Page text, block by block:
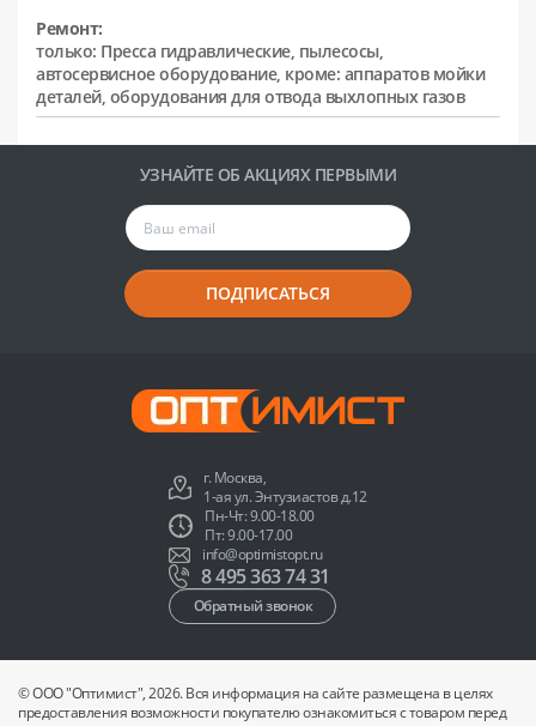
Ремонт:
только: Пресса гидравлические, пылесосы,
автосервисное оборудование, кроме: аппаратов мойки
деталей, оборудования для отвода выхлопных газов
УЗНАЙТЕ ОБ АКЦИЯХ ПЕРВЫМИ
ПОДПИСАТЬСЯ
г. Москва,
1-ая ул. Энтузиастов д.12
Пн-Чт: 9.00-18.00
Пт: 9.00-17.00
info@optimistopt.ru
8 495 363 74 31
Обратный звонок
© ООО "Оптимист", 2026. Вся информация на сайте размещена в целях
предоставления возможности покупателю ознакомиться с товаром перед